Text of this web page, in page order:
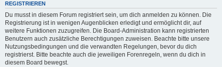
REGISTRIEREN
Du musst in diesem Forum registriert sein, um dich anmelden zu können. Die
Registrierung ist in wenigen Augenblicken erledigt und ermöglicht dir, auf
weitere Funktionen zuzugreifen. Die Board-Administration kann registrierten
Benutzern auch zusätzliche Berechtigungen zuweisen. Beachte bitte unsere
Nutzungsbedingungen und die verwandten Regelungen, bevor du dich
registrierst. Bitte beachte auch die jeweiligen Forenregeln, wenn du dich in
diesem Board bewegst.